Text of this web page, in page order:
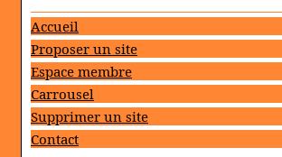
Accueil
Proposer un site
Espace membre
Carrousel
Supprimer un site
Contact